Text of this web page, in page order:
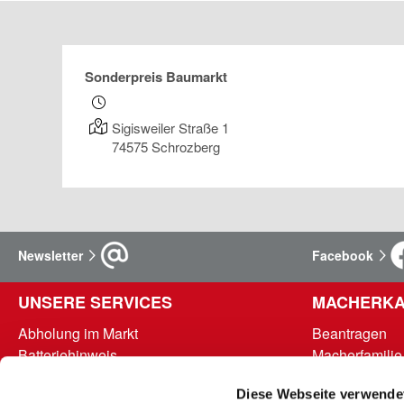
Diese Webseite
Sonderpreis Baumarkt
Sigisweiler Straße 1
74575Schrozberg
Newsletter Facebook
UNSERE SERVICES
Abholung im Markt
Batteriehinweis
Hinweise zur Entsorgung und Rücknahme
Beantragen
Macherfamilie